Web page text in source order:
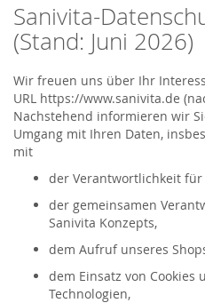
Sanivita-
(Stand: Juni 2026)
Wir freuen uns über Ihr
URL https://www.sanivita.de
Nachstehend informieren wir
Umgang mit Ihren Daten,
mit
der Verantwortlichkeit für
der gemeinsamen
Sanivita Konzepts,
dem Aufruf unseres
dem Einsatz von Cookies
Technologien,